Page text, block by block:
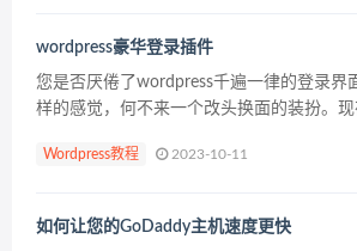
wordpress豪华登录插件
您是否厌倦了wordpress千遍一律的登录界
样的感觉，何不来一个改头换面的装扮。现
的WordPress登录页面，让登录页面...
Wordpress教程 2023-10-11
如何让您的GoDaddy主机速度更快